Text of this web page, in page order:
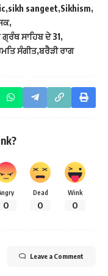
sikh sangeet Sikhism
ਸਾਹਿਬ ਦੇ 31
ਸੰਗੀਤ ਬਰੈੜੀ ਰਾਗ
0
Dead
0
Wink
0
Leave a Comment